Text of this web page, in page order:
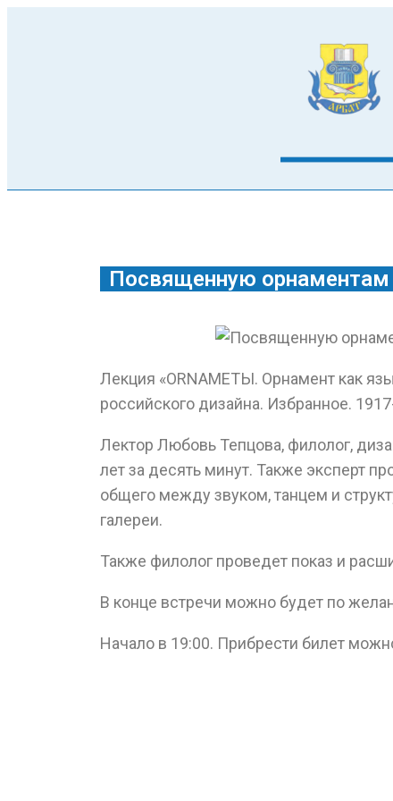
Посвященную орнаментам
Лекция «ORNAMETЫ. Орнамент как
российского дизайна. Избранное.
Лектор Любовь Тепцова, филолог,
лет за десять минут. Также эксперт
общего между звуком, танцем и
галереи.
Также филолог проведет показ и
В конце встречи можно будет по
Начало в 19:00. Прибрести билет